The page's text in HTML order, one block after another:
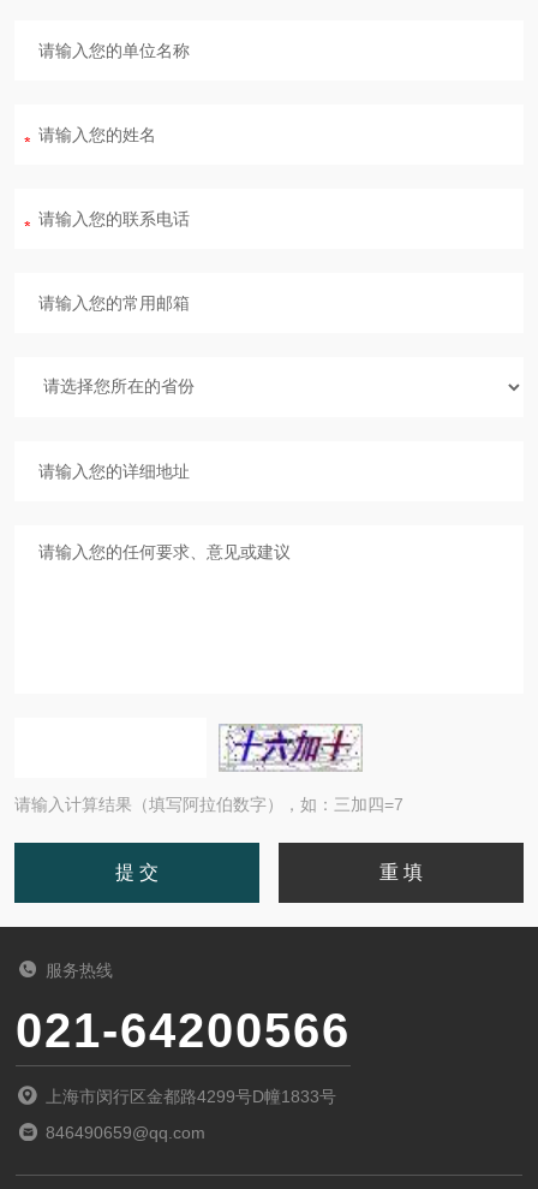
请输入计算结果（填写阿拉伯数字），如：三加四=7
服务热线
021-64200566
上海市闵行区金都路4299号D幢1833号
846490659@qq.com